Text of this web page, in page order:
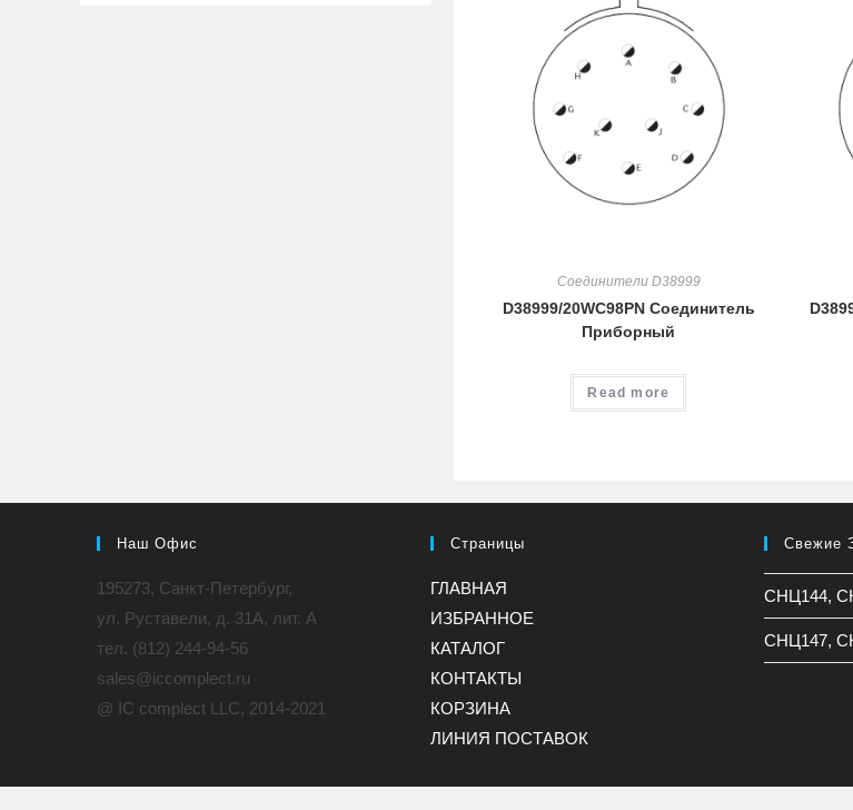
Соединители D38999
D38999/20WC98PN Соединитель
Приборный
Read more
Наш Офис
195273, Санкт-Петербург,
ул. Руставели, д. 31A, лит. А
тел. (812) 244-94-56
sales@iccomplect.ru
@ IC complect LLC, 2014-2021
Страницы
ГЛАВНАЯ
ИЗБРАННОЕ
КАТАЛОГ
КОНТАКТЫ
КОРЗИНА
ЛИНИЯ ПОСТАВОК
Свежие
СНЦ144,
СНЦ147,